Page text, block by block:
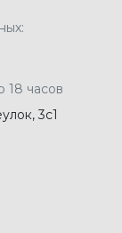
18 часов
3с1